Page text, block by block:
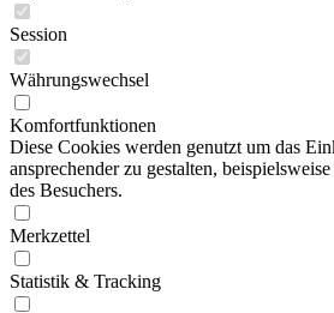
Session
Währungswechsel
Komfortfunktionen
Diese Cookies werden genutzt um das
ansprechender zu gestalten,
des Besuchers.
Merkzettel
Statistik & Tracking